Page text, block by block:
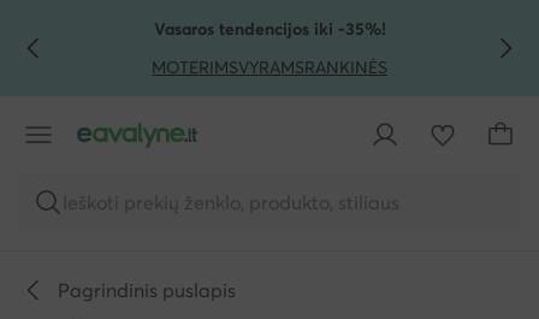
PEREITI PRIE PAGRINDINIO TURINIO
PEREITI Į PAIEŠKĄVasaros tendencijos iki -35%!
MOTERIMSVYRAMSRANKINĖS
Ieškoti prekių ženklo, produkto, stiliaus
Pagrindinis puslapis